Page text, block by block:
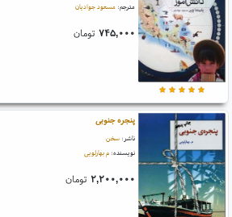
مترجم: مسعود جوادیان
۷۴۵,۰۰۰ تومان
پنجره جنوبی
ناشر: سخن
نویسنده: م بهارلویی
۲,۲۰۰,۰۰۰ تومان